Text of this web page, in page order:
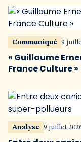
Communiqué 9
« Guillaume
France Culture »
Analyse 9 juillet